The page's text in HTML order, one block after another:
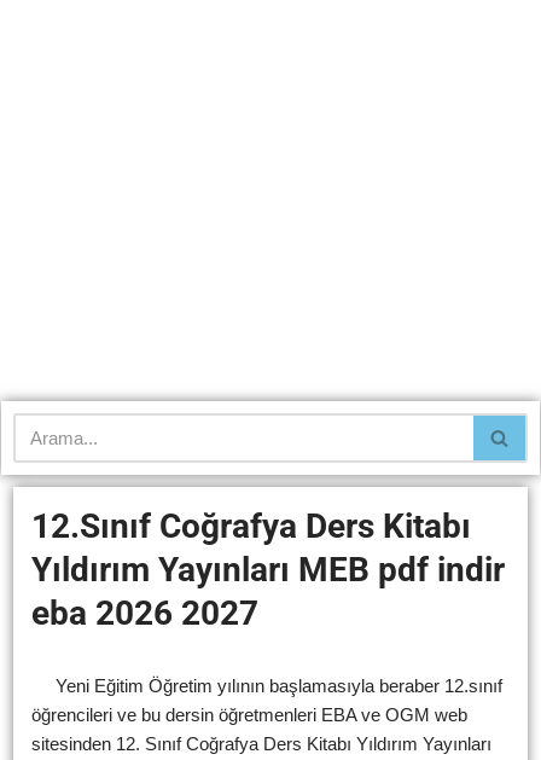
12.Sınıf Coğrafya Ders Kitabı
Yıldırım Yayınları MEB pdf indir
eba 2026 2027
Yeni Eğitim Öğretim yılının başlamasıyla beraber 12.sınıf
öğrencileri ve bu dersin öğretmenleri EBA ve OGM web
sitesinden 12. Sınıf Coğrafya Ders Kitabı Yıldırım Yayınları